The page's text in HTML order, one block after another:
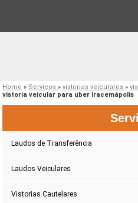
Home » Serviços»vistorias veiculares»
vistoria veicular para uber Iracemápolis
Laudos de Transferência
Laudos Veiculares
Vistorias Cautelares